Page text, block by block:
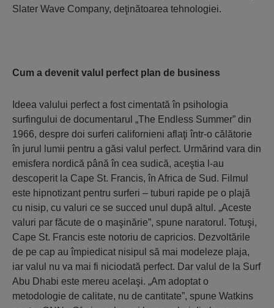
Slater Wave Company, deţinătoarea tehnologiei.
Cum a devenit valul perfect plan de business
Ideea valului perfect a fost cimentată în psihologia
surfingului de documentarul „The Endless Summer” din
1966, despre doi surferi californieni aflaţi într-o călătorie
în jurul lumii pentru a găsi valul perfect. Urmărind vara din
emisfera nordică până în cea sudică, aceştia l-au
descoperit la Cape St. Francis, în Africa de Sud. Filmul
este hipnotizant pentru surferi – tuburi rapide pe o plajă
cu nisip, cu valuri ce se succed unul după altul. „Aceste
valuri par făcute de o maşinărie”, spune naratorul. Totuşi,
Cape St. Francis este notoriu de capricios. Dezvoltările
de pe cap au împiedicat nisipul să mai modeleze plaja,
iar valul nu va mai fi niciodată perfect. Dar valul de la Surf
Abu Dhabi este mereu acelaşi. „Am adoptat o
metodologie de calitate, nu de cantitate”, spune Watkins